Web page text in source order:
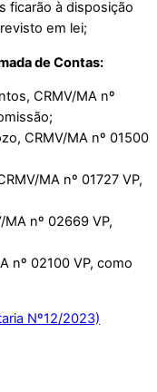
ficarão à disposição
em lei;
de Contas:
CRMV/MA nº
CRMV/MA nº 01500
MA nº 01727 VP,
MA nº 02669 VP,
nº 02100 VP, como
Nº12/2023)